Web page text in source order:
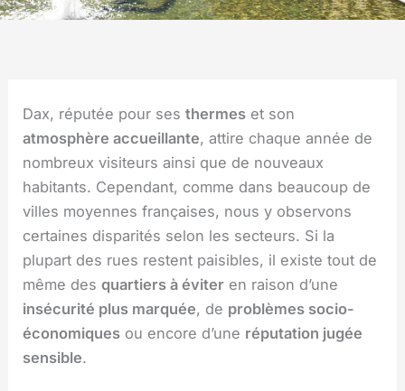
Dax, réputée pour sesthermes et son
atmosphère accueillante, attire chaque année de
nombreux visiteurs ainsi que de nouveaux
habitants. Cependant, comme dans beaucoup de
villes moyennes françaises, nous y observons
certaines disparités selon les secteurs. Si la
plupart des rues restent paisibles, il existe tout de
même desquartiers à éviter en raison d’une
insécurité plus marquée, de problèmes socio-
économiques ou encore d’une réputation jugée
sensible.